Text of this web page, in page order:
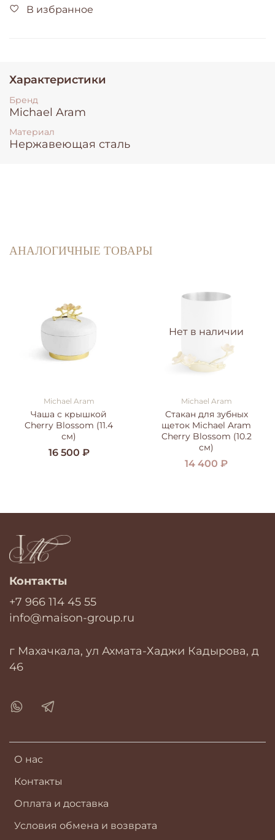
В избранное
Характеристики
Бренд
Michael Aram
Материал
Нержавеющая сталь
АНАЛОГИЧНЫЕ ТОВАРЫ
Michael Aram
Чаша с крышкой
Cherry Blossom (11.4
см)
16 500 ₽
Нет в наличии
Michael Aram
Стакан для зубных
щеток Michael Aram
Cherry Blossom (10.2
см)
14 400 ₽
О нас
Контакты
Оплата и доставка
Условия обмена и возврата
Контакты
+7 966 114 45 55
info@maison-group.ru
г Махачкала, ул Ахмата-Хаджи Кадырова, д
46